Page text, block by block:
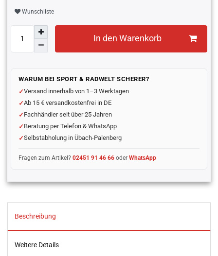
Wunschliste
In den Warenkorb
WARUM BEI SPORT & RADWELT SCHERER?
Versand innerhalb von 1–3 Werktagen
Ab 15 € versandkostenfrei in DE
Fachhändler seit über 25 Jahren
Beratung per Telefon & WhatsApp
Selbstabholung in Übach-Palenberg
Fragen zum Artikel?02451 91 46 66 oderWhatsApp
Beschreibung
Weitere Details